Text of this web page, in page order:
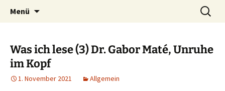
Ulrike Roderwald
Heilpraktische Psychotherapie
Menü
Suche
nach:
Was ich lese (3) Dr. Gabor Maté, Unruhe
im Kopf
1. November 2021 Allgemein